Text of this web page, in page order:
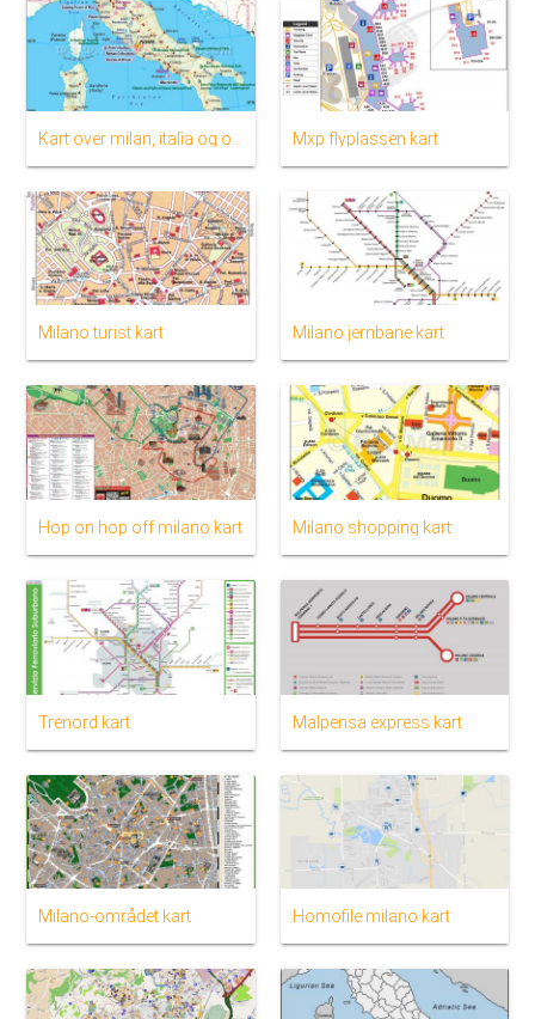
Mxp flyplassen kart
Milano turist kart Milano jernbane kart
Hop on hop off milano kart Milano shopping kart
Trenord kart Malpensa express kart
Milano-området kart Homofile milano kart